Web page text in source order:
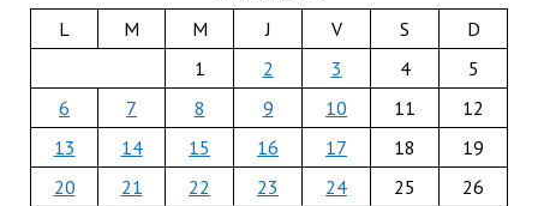
L M M J V S
D
1
2 3 4
5
6
7 8 9 10 11
12
13
14 15 16 17 18
19
20
21 22 23 24 25
26